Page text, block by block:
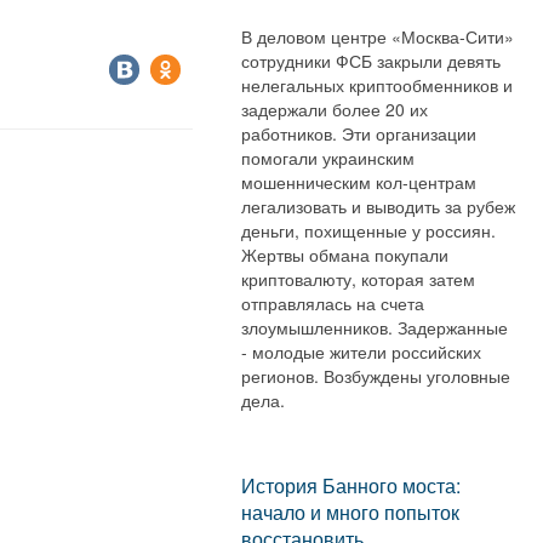
В деловом центре «Москва-Сити»
сотрудники ФСБ закрыли девять
нелегальных криптообменников и
задержали более 20 их
работников. Эти организации
помогали украинским
мошенническим кол-центрам
легализовать и выводить за рубеж
деньги, похищенные у россиян.
Жертвы обмана покупали
криптовалюту, которая затем
отправлялась на счета
злоумышленников. Задержанные
- молодые жители российских
регионов. Возбуждены уголовные
дела.
История Банного моста:
начало и много попыток